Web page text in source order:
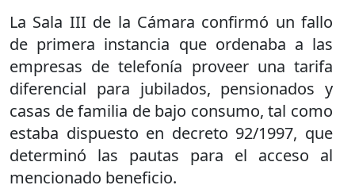
La Sala III de la Cámara confirmó un fallo
de primera instancia que ordenaba a las
empresas de telefonía proveer una tarifa
diferencial para jubilados, pensionados y
casas de familia de bajo consumo, tal como
estaba dispuesto en decreto 92/1997, que
determinó las pautas para el acceso al
mencionado beneficio.